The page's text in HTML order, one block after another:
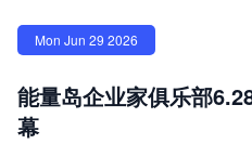
Mon Jun 29 2026
能量岛企业家俱乐部
幕